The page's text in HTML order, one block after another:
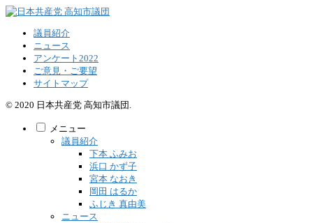
議員紹介
ニュース
アンケート2022
ご意見・ご要望
サイトマップ
© 2020 日本共産党 高知市議団.
メニュー
議員紹介
下本 ふみお
浜口 かず子
宮本 なおき
岡田 はるか
ふじき 真由美
ニュース